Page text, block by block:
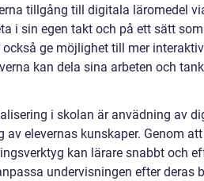
tillgång till digitala läromedel
i sin egen takt och på ett sätt
ge möjlighet till mer
kan dela sina arbeten och
i skolan är anvädning av
elevernas kunskaper. Genom att
kan lärare snabbt och
undervisningen efter deras